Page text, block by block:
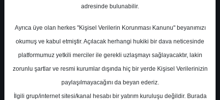
0 0
adresinde bulunabilir.
Ayrıca üye olan herkes "Kişisel Verilerin Korunması Kanunu" beyanımızı
okumuş ve kabul etmiştir. Açılacak herhangi hukiki bir dava neticesinde
platformumuz yetkili merciler ile gerekli uzlaşmayı sağlayacaktır, lakin
zorunlu şartlar ve resmi kurumlar dışında hiç bir yerde Kişisel Verilerinizin
paylaşılmayacağını da beyan ederiz.
İlgili grup/internet sitesi/kanal hesabı bir yatırım kuruluşu değildir. Burada